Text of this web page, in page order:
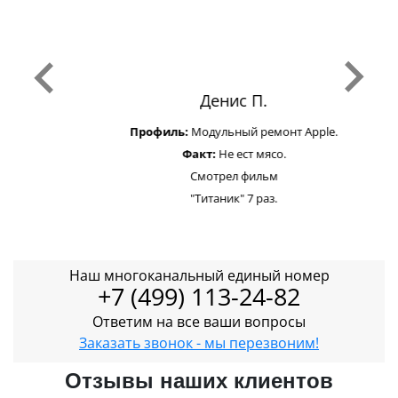
Денис П.
Профиль:Модульный ремонт Apple.
Факт:Не ест мясо.
Смотрел фильм
"Титаник" 7 раз.
Наш многоканальный единый номер
+7 (499) 113-24-82
Ответим на все ваши вопросы
Заказать звонок - мы перезвоним!
Отзывы наших клиентов